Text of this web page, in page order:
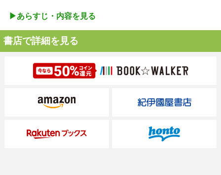
▶︎あらすじ・内容を見る
書店で詳細を見る